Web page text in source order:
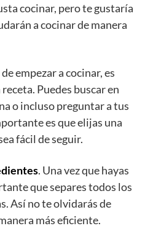
cocinar, pero te gustaría
a cocinar de manera
empezar a cocinar, es
Puedes buscar en
o incluso preguntar a tus
es que elijas una
fácil de seguir.
. Una vez que hayas
que separes todos los
Así no te olvidarás de
más eficiente.